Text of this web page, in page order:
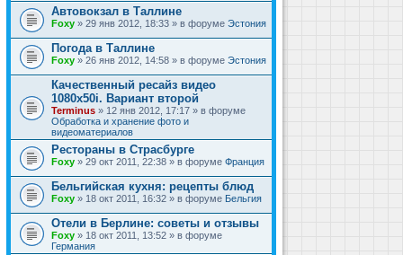
Автовокзал в Таллине
Foxy » 29 янв 2012, 18:33 » в форуме Эстония
Погода в Таллине
Foxy » 26 янв 2012, 14:58 » в форуме Эстония
Качественный ресайз видео
1080x50i. Вариант второй
Terminus » 12 янв 2012, 17:17 » в форуме
Обработка и хранение фото и
видеоматериалов
Рестораны в Страсбурге
Foxy » 29 окт 2011, 22:38 » в форуме Франция
Бельгийская кухня: рецепты блюд
Foxy » 18 окт 2011, 16:32 » в форуме Бельгия
Отели в Берлине: советы и отзывы
Foxy » 18 окт 2011, 13:52 » в форуме
Германия